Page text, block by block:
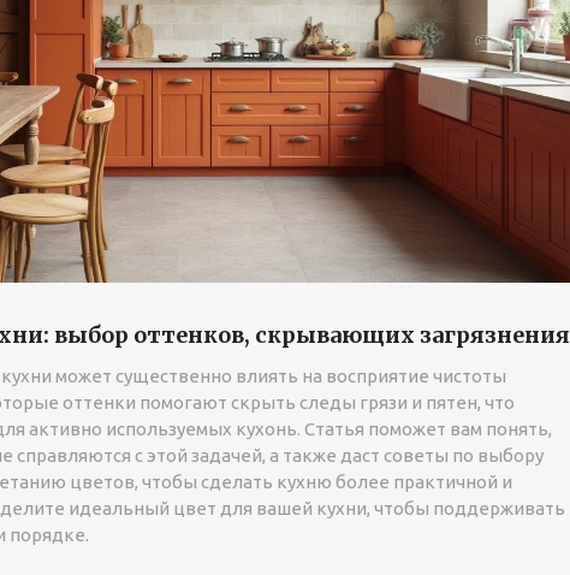
выбор оттенков, скрывающих загрязнения
может существенно влиять на восприятие чистоты
оттенки помогают скрыть следы грязи и пятен, что
активно используемых кухонь. Статья поможет вам понять,
справляются с этой задачей, а также даст советы по выбору
цветов, чтобы сделать кухню более практичной и
идеальный цвет для вашей кухни, чтобы поддерживать
порядке.